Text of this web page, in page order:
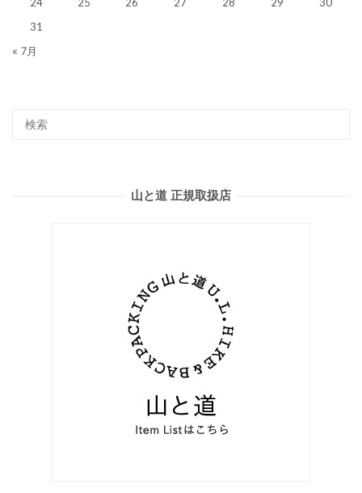
24 25 26 27 28 29
30
31
« 7月
山と道 正規取扱店